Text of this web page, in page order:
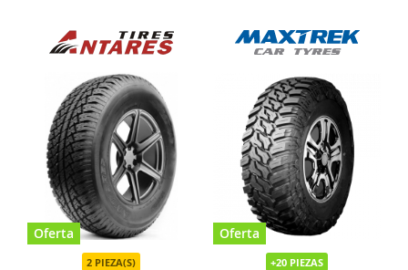
Oferta
2 PIEZA(S)
Oferta
+20 PIEZAS